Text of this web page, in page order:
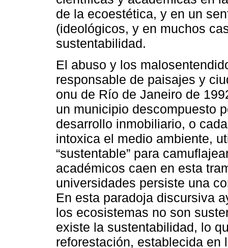
de la ecoestética, y en un
(ideológicos, y en muchos
sustentabilidad.
El abuso y los
responsable de paisajes y
onu de Río de Janeiro de
un municipio descompuesto
desarrollo inmobiliario, o
intoxica el medio ambiente,
“sustentable” para
académicos caen en esta
universidades persiste una
En esta paradoja discursiva
los ecosistemas no son
existe la sustentabilidad, lo
reforestación, establecida